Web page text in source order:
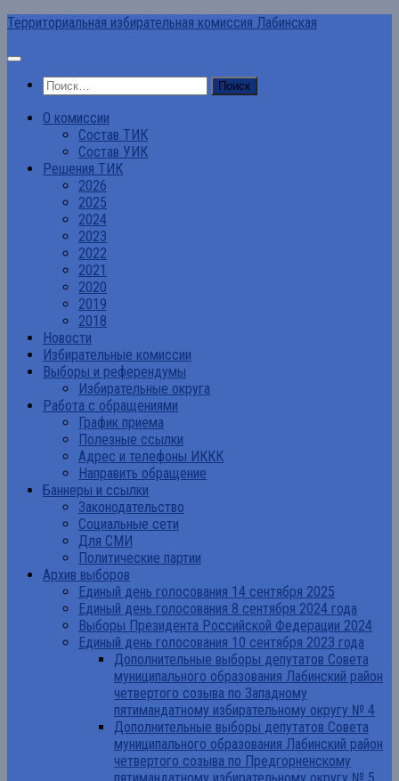
Перейти
содержимому
Территориальная избирательная комиссия Лабинская
Найти:
О комиссии
Состав ТИК
Состав УИК
Решения ТИК
2026
2025
2024
2023
2022
2021
2020
2019
2018
Новости
Избирательные комиссии
Выборы и референдумы
Избирательные округа
Работа с обращениями
График приема
Полезные ссылки
Адрес и телефоны ИККК
Направить обращение
Баннеры и ссылки
Законодательство
Социальные сети
Для СМИ
Политические партии
Архив выборов
Единый день голосования 14 сентября 2025
Единый день голосования 8 сентября 2024 года
Выборы Президента Российской Федерации 2024
Единый день голосования 10 сентября 2023 года
Дополнительные выборы депутатов Совета
муниципального образования Лабинский район
четвертого созыва по Западному
пятимандатному избирательному округу № 4
Дополнительные выборы депутатов Совета
муниципального образования Лабинский район
четвертого созыва по Предгорненскому